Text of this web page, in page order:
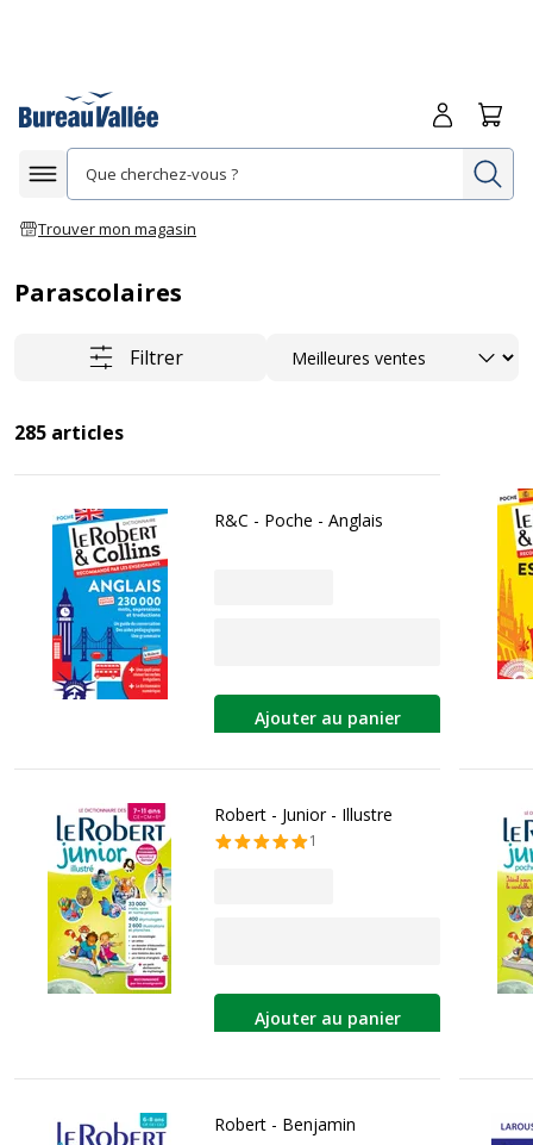
Afficher la navigation
Trouver mon magasin
Me
Parascolaires
Filtrer Trier
285 articles
R&C - Poche - Anglais
Ajouter au panier
Robert - Junior - Illustre
1
Ajouter au panier
Robert - Benjamin